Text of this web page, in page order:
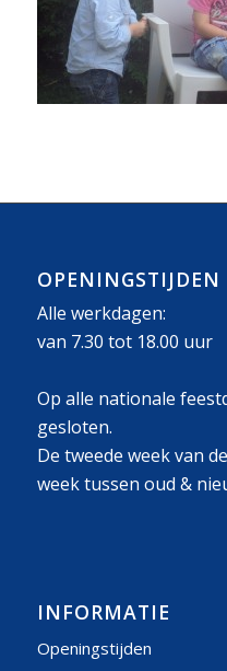
OPENINGSTIJDEN
Alle werkdagen:
van 7.30 tot 18.00 uur
Op alle nationale
gesloten.
De tweede week van
week tussen oud &
INFORMATIE
Openingstijden